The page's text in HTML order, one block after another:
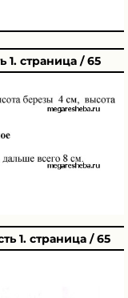
1. страница / 65
1. страница / 65